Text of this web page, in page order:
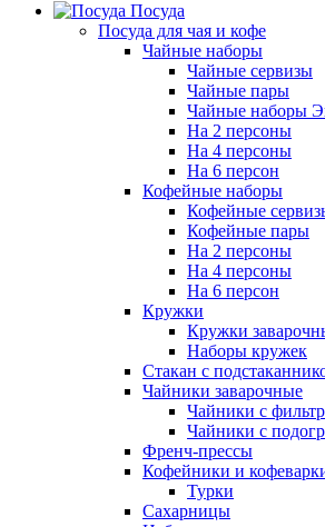
Посуда
Посуда для чая и кофе
Чайные наборы
Чайные сервизы
Чайные пары
Чайные наборы
На 2 персоны
На 4 персоны
На 6 персон
Кофейные наборы
Кофейные
Кофейные пары
На 2 персоны
На 4 персоны
На 6 персон
Кружки
Кружки
Наборы кружек
Стакан с
Чайники заварочные
Чайники с
Чайники с
Френч-прессы
Кофейники и
Турки
Сахарницы